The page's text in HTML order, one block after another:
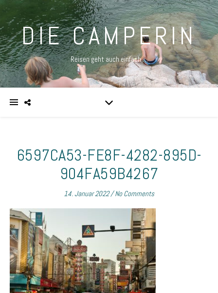
DIE CAMPERIN
Reisen geht auch einfach …
6597CA53-FE8F-4282-895D-
904FA59B4267
14. Januar 2022/ No Comments